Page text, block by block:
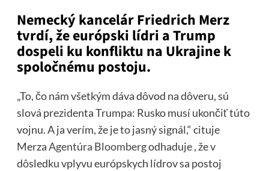
Nemecký kancelár Friedrich Merz
tvrdí, že európski lídri a Trump
dospeli ku konfliktu na Ukrajine k
spoločnému postoju.
„To, čo nám všetkým dáva dôvod na dôveru, sú
slová prezidenta Trumpa: Rusko musí ukončiť túto
vojnu. A ja verím, že je to jasný signál,“ cituje
MerzaAgentúra Bloombergodhaduje , že v
dôsledku vplyvu európskych lídrov sa postoj